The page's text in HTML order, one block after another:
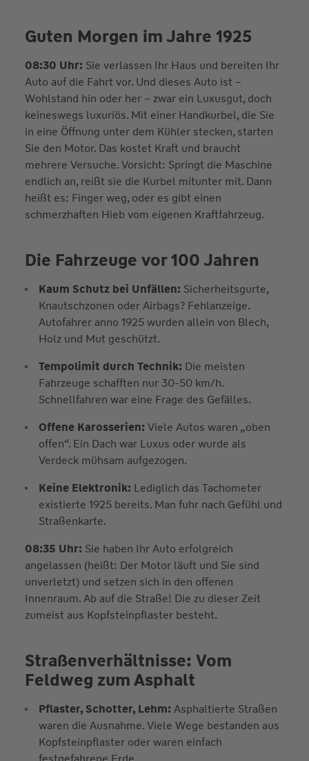
Guten Morgen im Jahre 1925
08:30 Uhr: Sie verlassen Ihr Haus und bereiten Ihr
Auto auf die Fahrt vor. Und dieses Auto ist –
Wohlstand hin oder her – zwar ein Luxusgut, doch
keineswegs luxuriös. Mit einer Handkurbel, die Sie
in eine Öffnung unter dem Kühler stecken, starten
Sie den Motor. Das kostet Kraft und braucht
mehrere Versuche. Vorsicht: Springt die Maschine
endlich an, reißt sie die Kurbel mitunter mit. Dann
heißt es: Finger weg, oder es gibt einen
schmerzhaften Hieb vom eigenen Kraftfahrzeug.
Die Fahrzeuge vor 100 Jahren
Kaum Schutz bei Unfällen: Sicherheitsgurte,
Knautschzonen oder Airbags? Fehlanzeige.
Autofahrer anno 1925 wurden allein von Blech,
Holz und Mut geschützt.
Tempolimit durch Technik: Die meisten
Fahrzeuge schafften nur 30-50 km/h.
Schnellfahren war eine Frage des Gefälles.
Offene Karosserien: Viele Autos waren „oben
offen“. Ein Dach war Luxus oder wurde als
Verdeck mühsam aufgezogen.
Keine Elektronik: Lediglich das Tachometer
existierte 1925 bereits. Man fuhr nach Gefühl und
Straßenkarte.
08:35 Uhr: Sie haben Ihr Auto erfolgreich
angelassen (heißt: Der Motor läuft und Sie sind
unverletzt) und setzen sich in den offenen
Innenraum. Ab auf die Straße! Die zu dieser Zeit
zumeist aus Kopfsteinpflaster besteht.
Straßenverhältnisse: Vom
Feldweg zum Asphalt
Pflaster, Schotter, Lehm: Asphaltierte Straßen
waren die Ausnahme. Viele Wege bestanden aus
Kopfsteinpflaster oder waren einfach